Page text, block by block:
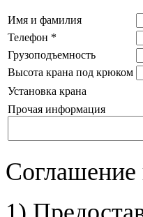
Имя и фамилия
Телефон *
Грузоподъемность
Высота крана под крюком
Установка крана
Прочая информация
Соглашение